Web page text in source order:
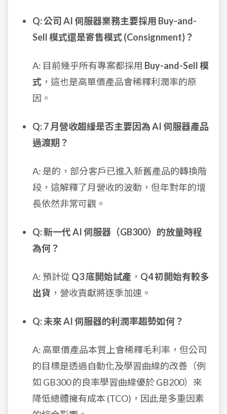
Q: 公司 AI 伺服器業務主要採用 Buy-and-
Sell 模式還是寄售模式 (Consignment)？
A: 目前幾乎所有專案都採用 Buy-and-Sell 模
式 ，這也是高單價產品會稀釋利潤率的原
因。
Q: 7 月營收趨緩是否主要因為 AI 伺服器產品
過渡期？
A: 是的，部分客戶已進入新舊產品的轉換階
段，這解釋了月營收的波動，但年對年的增
長依然非常可觀。
Q: 新一代 AI 伺服器（GB300）的放量時程
為何？
A: 預計從 Q3 底開始試產 ， Q4 初開始有較多
出貨 ，營收貢獻將逐季加速。
Q: 未來 AI 伺服器的利潤率趨勢如何？
A: 高單價產品本質上會稀釋毛利率，但公司
的目標是透過自動化及學習曲線的改善（例
如 GB300 的良率學習曲線優於 GB200）來
降低總體擁有成本 (TCO)，因此是多重因素